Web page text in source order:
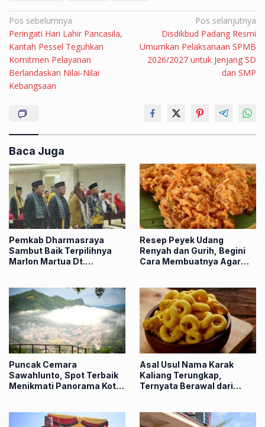
Navigasi
pos
Pos sebelumnya
Peringati Hari Lahir Pancasila,
Kantah Pessel Teguhkan
Komitmen Pelayanan
Berlandaskan Nilai-Nilai
Kebangsaan
Pos selanjutnya
Disdikbud Padang Resmi
Umumkan Pelaksanaan SPMB
2026/2027 untuk Jenjang SD
dan SMP
Baca Juga
Pemkab Dharmasraya
Sambut Baik Terpilihnya
Marlon Martua Dt.
Resep Peyek Udang
Renyah dan Gurih, Begini
Cara Membuatnya Agar
Puncak Cemara
Sawahlunto, Spot Terbaik
Menikmati Panorama Kota
Asal Usul Nama Karak
Kaliang Terungkap,
Ternyata Berawal dari